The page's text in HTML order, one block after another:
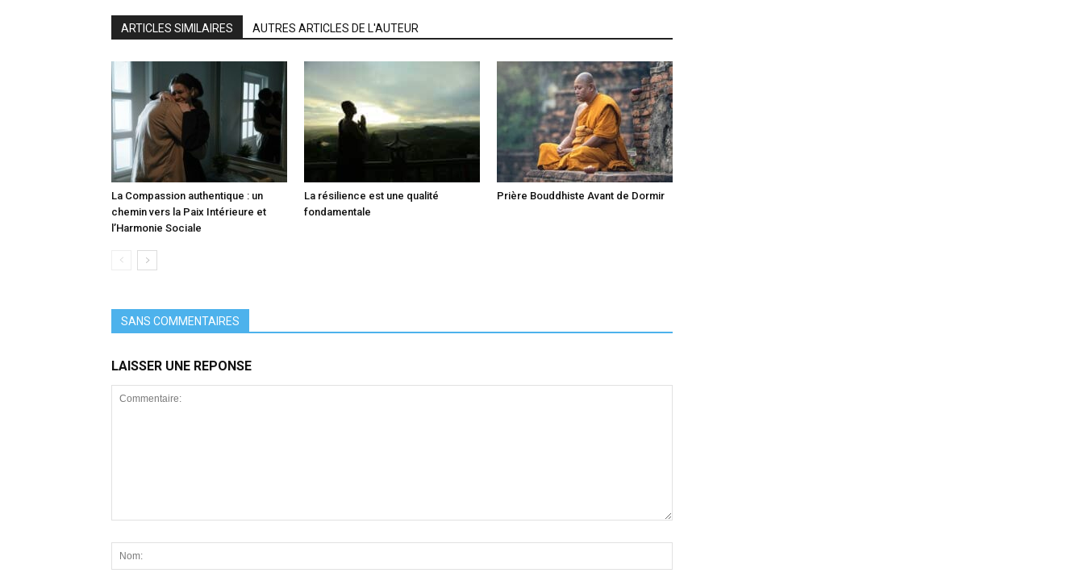
ARTICLES SIMILAIRES AUTRES ARTICLES DE L'AUTEUR
La Compassion authentique : un
chemin vers la Paix Intérieure et
l’Harmonie Sociale
La résilience est une qualité
fondamentale
Prière Bouddhiste Avant de Dormir
SANS COMMENTAIRES
LAISSER UNE REPONSE